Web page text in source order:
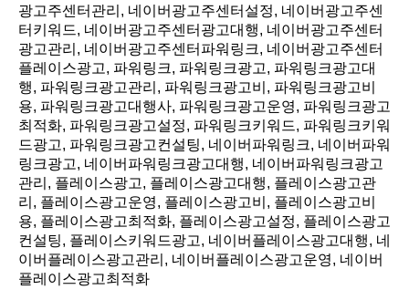
광고주센터관리, 네이버광고주센터설정, 네이버광고주센
터키워드, 네이버광고주센터광고대행, 네이버광고주센터
광고관리, 네이버광고주센터파워링크, 네이버광고주센터
플레이스광고, 파워링크, 파워링크광고, 파워링크광고대
행, 파워링크광고관리, 파워링크광고비, 파워링크광고비
용, 파워링크광고대행사, 파워링크광고운영, 파워링크광고
최적화, 파워링크광고설정, 파워링크키워드, 파워링크키워
드광고, 파워링크광고컨설팅, 네이버파워링크, 네이버파워
링크광고, 네이버파워링크광고대행, 네이버파워링크광고
관리, 플레이스광고, 플레이스광고대행, 플레이스광고관
리, 플레이스광고운영, 플레이스광고비, 플레이스광고비
용, 플레이스광고최적화, 플레이스광고설정, 플레이스광고
컨설팅, 플레이스키워드광고, 네이버플레이스광고대행, 네
이버플레이스광고관리, 네이버플레이스광고운영, 네이버
플레이스광고최적화